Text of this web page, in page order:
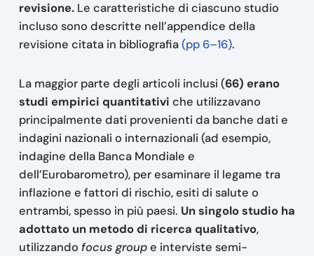
revisione.Le caratteristiche di ciascuno studio
incluso sono descritte nell’appendice della
revisione citata in bibliografia(pp 6–16).
La maggior parte degli articoli inclusi (66) erano
studi empirici quantitativi che utilizzavano
principalmente dati provenienti da banche dati e
indagini nazionali o internazionali (ad esempio,
indagine della Banca Mondiale e
dell’Eurobarometro), per esaminare il legame tra
inflazione e fattori di rischio, esiti di salute o
entrambi, spesso in più paesi. Un singolo studio ha
adottato un metodo di ricerca qualitativo,
utilizzando focus groupe interviste semi-